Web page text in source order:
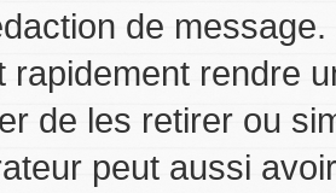
de
rapidement rendre
de les retirer ou
peut aussi